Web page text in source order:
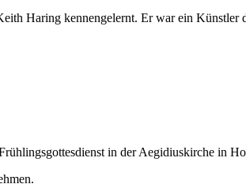
Haring kennengelernt. Er war ein Künstler
in der Aegidiuskirche in